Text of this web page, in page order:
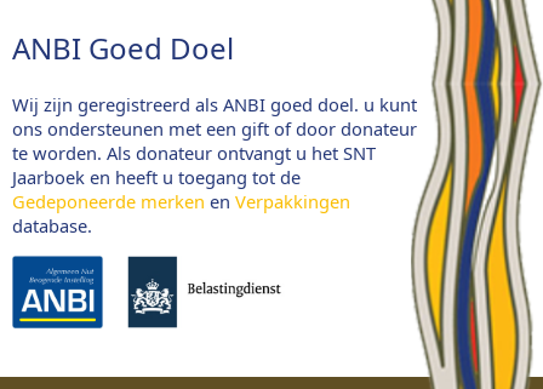
ANBI Goed Doel
Wij zijn geregistreerd als ANBI goed doel. u kunt
ons ondersteunen met een gift of door donateur
te worden. Als donateur ontvangt u het SNT
Jaarboek en heeft u toegang tot de
Gedeponeerde merken en Verpakkingen
database.